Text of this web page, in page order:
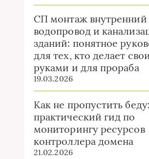
СП монтаж внутренний
водопровод и
зданий: понятное
для тех, кто делает
руками и для прораба
19.03.2026
Как не пропустить беду:
практический гид по
мониторингу ресурсов
контроллера домена
21.02.2026